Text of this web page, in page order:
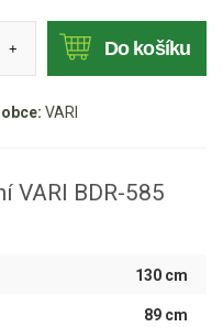
VARI
+ Do košíku
VARI BDR-585
130 cm
89 cm